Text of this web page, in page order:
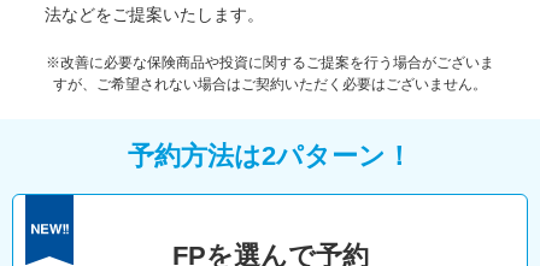
法などをご提案いたします。
※改善に必要な保険商品や投資に関するご提案を行う場合がございま
すが、ご希望されない場合はご契約いただく必要はございません。
予約方法は2パターン！
FPを選んで予約